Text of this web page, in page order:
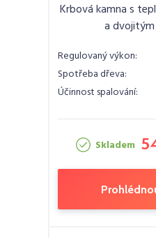
Krbová kamna s
a
Regulovaný výkon:
Spotřeba dřeva:
Účinnost spalování:
Skladem